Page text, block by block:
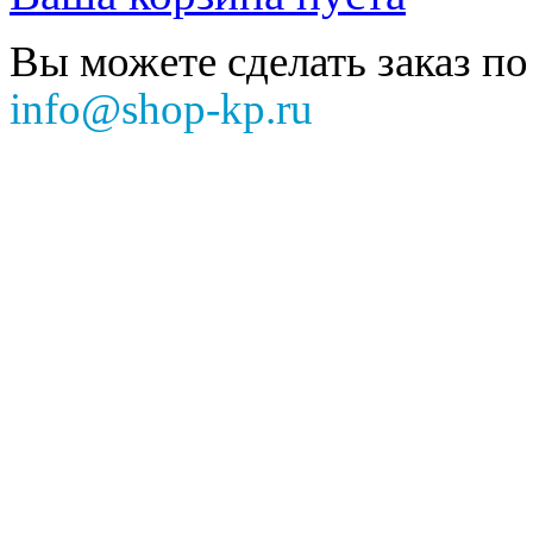
Вы можете сделать заказ
info@shop-kp.ru